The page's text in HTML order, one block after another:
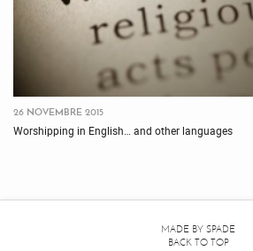
26 NOVEMBRE 2015
Worshipping in English… and other languages
MADE BY SPADE
BACK TO TOP